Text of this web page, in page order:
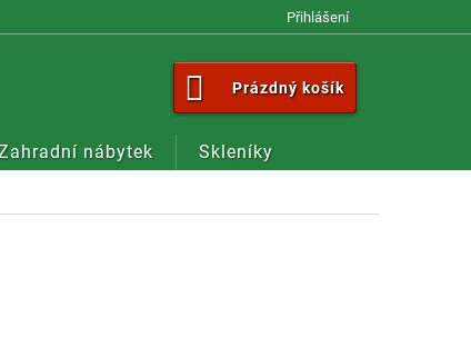
Přihlášení
NÁKUPNÍ
KOŠÍK
Prázdný košík
nábytek Skleníky